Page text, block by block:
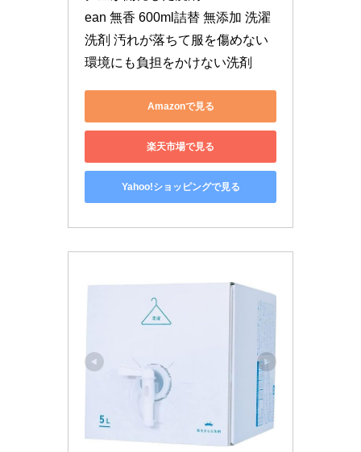
ean 無香 600ml詰替 無添加 洗濯
洗剤 汚れが落ちて服を傷めない
環境にも負担をかけない洗剤
Amazonで見る
楽天市場で見る
Yahoo!ショッピングで見る